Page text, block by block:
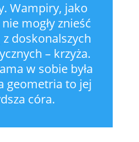
Wampiry, jako
mogły znieść
doskonalszych
– krzyża.
w sobie była
geometria to jej
córa.